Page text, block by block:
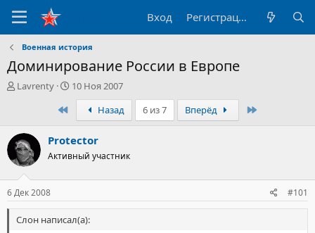
Вход Регистрация
Военная история
Доминирование России в Европе
А
р
т
е
м
ы
Lavrenty
Д
н
а
ч
10 Ноя 2007
ПервыйНазад 6 из 7 Вперёд
Protector
Активный участник
6 Дек 2008 #101
Слон написал(а):